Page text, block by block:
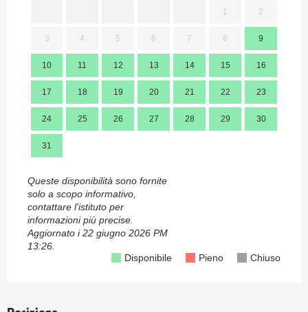
1 2
3 4 5 6 7 8 9
10 11 12 13 14 15 16
17 18 19 20 21 22 23
24 25 26 27 28 29 30
31
Queste disponibilità sono fornite
solo a scopo informativo,
contattare l'istituto per
informazioni più precise.
Aggiornato i22 giugno 2026 PM
13:26.
Disponibile
Pieno Chiuso